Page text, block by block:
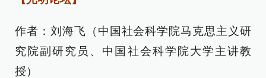
作者：刘海飞（中国社会科学院马克思主义研
究院副研究员、中国社会科学院大学主讲教
授）